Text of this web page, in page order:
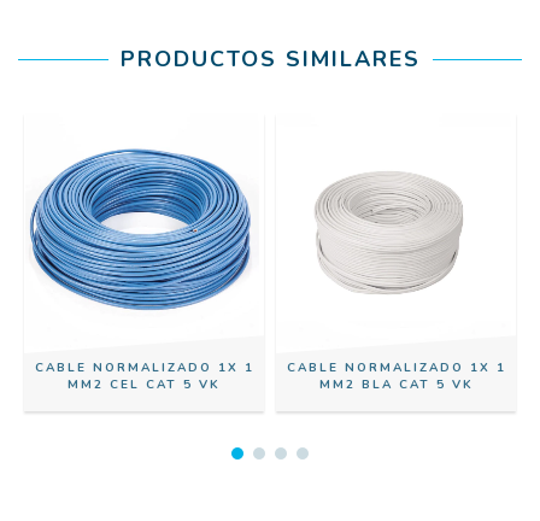
PRODUCTOS SIMILARES
CABLE NORMALIZADO 1X 1
MM2 CEL CAT 5 VK
CABLE NORMALIZADO 1X 1
MM2 BLA CAT 5 VK